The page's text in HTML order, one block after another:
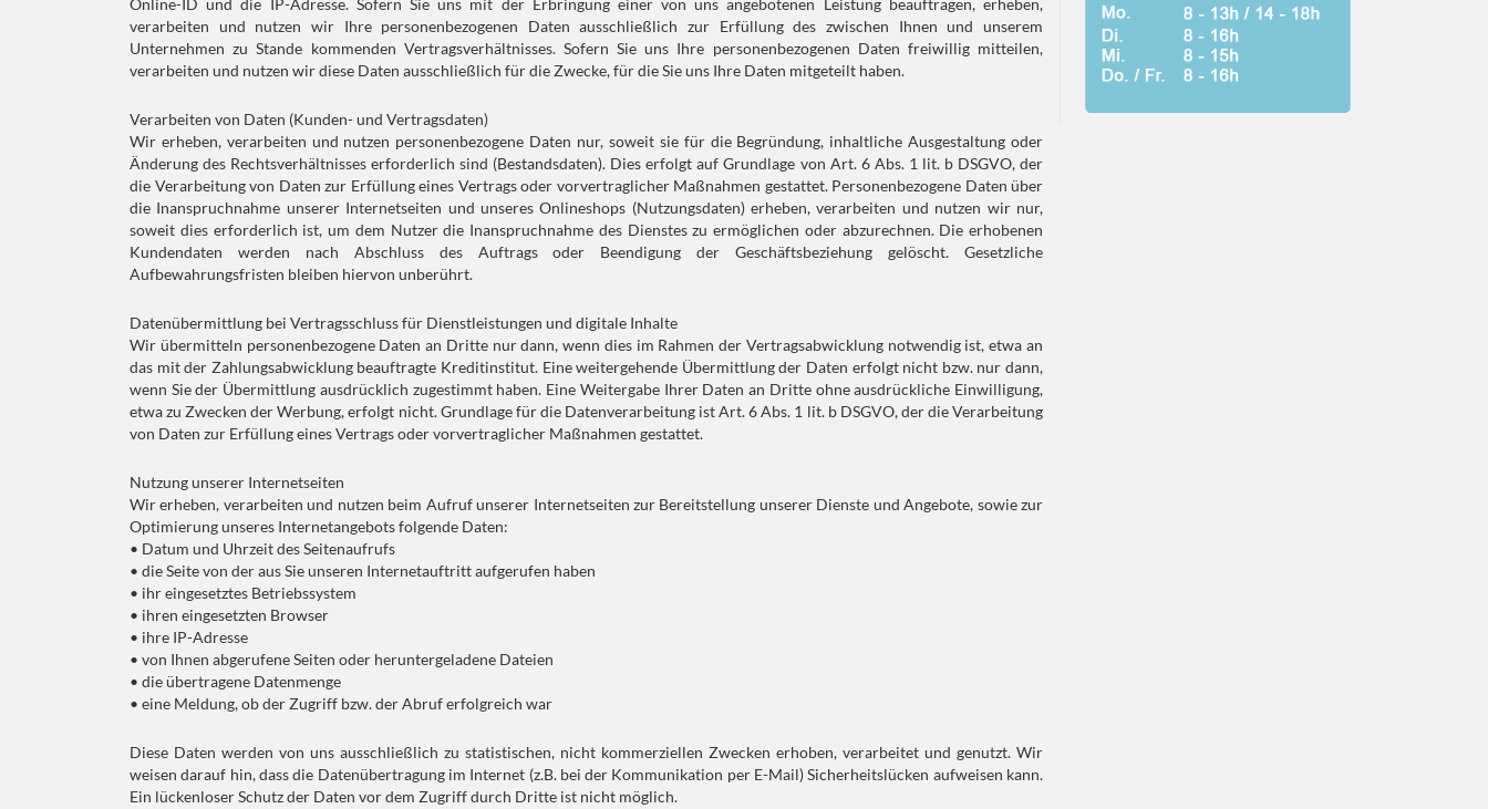
Online-ID und die IP-Adresse. Sofern Sie uns mit der Erbringung einer von uns angebotenen Leistung beauftragen, erheben,
verarbeiten und nutzen wir Ihre personenbezogenen Daten ausschließlich zur Erfüllung des zwischen Ihnen und unserem
Unternehmen zu Stande kommenden Vertragsverhältnisses. Sofern Sie uns Ihre personenbezogenen Daten freiwillig mitteilen,
verarbeiten und nutzen wir diese Daten ausschließlich für die Zwecke, für die Sie uns Ihre Daten mitgeteilt haben.
Verarbeiten von Daten (Kunden- und Vertragsdaten)
Wir erheben, verarbeiten und nutzen personenbezogene Daten nur, soweit sie für die Begründung, inhaltliche Ausgestaltung oder
Änderung des Rechtsverhältnisses erforderlich sind (Bestandsdaten). Dies erfolgt auf Grundlage von Art. 6 Abs. 1 lit. b DSGVO, der
die Verarbeitung von Daten zur Erfüllung eines Vertrags oder vorvertraglicher Maßnahmen gestattet. Personenbezogene Daten über
die Inanspruchnahme unserer Internetseiten und unseres Onlineshops (Nutzungsdaten) erheben, verarbeiten und nutzen wir nur,
soweit dies erforderlich ist, um dem Nutzer die Inanspruchnahme des Dienstes zu ermöglichen oder abzurechnen. Die erhobenen
Kundendaten werden nach Abschluss des Auftrags oder Beendigung der Geschäftsbeziehung gelöscht. Gesetzliche
Aufbewahrungsfristen bleiben hiervon unberührt.
Datenübermittlung bei Vertragsschluss für Dienstleistungen und digitale Inhalte
Wir übermitteln personenbezogene Daten an Dritte nur dann, wenn dies im Rahmen der Vertragsabwicklung notwendig ist, etwa an
das mit der Zahlungsabwicklung beauftragte Kreditinstitut. Eine weitergehende Übermittlung der Daten erfolgt nicht bzw. nur dann,
wenn Sie der Übermittlung ausdrücklich zugestimmt haben. Eine Weitergabe Ihrer Daten an Dritte ohne ausdrückliche Einwilligung,
etwa zu Zwecken der Werbung, erfolgt nicht. Grundlage für die Datenverarbeitung ist Art. 6 Abs. 1 lit. b DSGVO, der die Verarbeitung
von Daten zur Erfüllung eines Vertrags oder vorvertraglicher Maßnahmen gestattet.
Nutzung unserer Internetseiten
Wir erheben, verarbeiten und nutzen beim Aufruf unserer Internetseiten zur Bereitstellung unserer Dienste und Angebote, sowie zur
Optimierung unseres Internetangebots folgende Daten:
• Datum und Uhrzeit des Seitenaufrufs
• die Seite von der aus Sie unseren Internetauftritt aufgerufen haben
• ihr eingesetztes Betriebssystem
• ihren eingesetzten Browser
• ihre IP-Adresse
• von Ihnen abgerufene Seiten oder heruntergeladene Dateien
• die übertragene Datenmenge
• eine Meldung, ob der Zugriff bzw. der Abruf erfolgreich war
Diese Daten werden von uns ausschließlich zu statistischen, nicht kommerziellen Zwecken erhoben, verarbeitet und genutzt. Wir
weisen darauf hin, dass die Datenübertragung im Internet (z.B. bei der Kommunikation per E-Mail) Sicherheitslücken aufweisen kann.
Ein lückenloser Schutz der Daten vor dem Zugriff durch Dritte ist nicht möglich.